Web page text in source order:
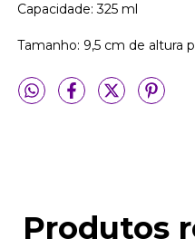
Capacidade: 325 ml
Tamanho: 9,5 cm de altura
Produtos